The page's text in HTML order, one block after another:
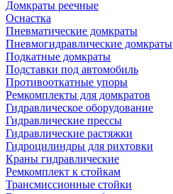
Домкраты реечные
Оснастка
Пневматические домкраты
Пневмогидравлические домкраты
Подкатные домкраты
Подставки под автомобиль
Противооткатные упоры
Ремкомплекты для домкратов
Гидравлическое оборудование
Гидравлические прессы
Гидравлические растяжки
Гидроцилиндры для рихтовки
Краны гидравлические
Ремкомплект к стойкам
Трансмиссионные стойки